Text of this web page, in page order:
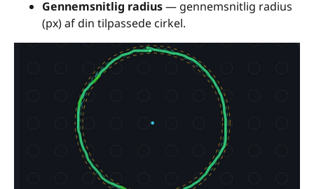
Gennemsnitlig radius— gennemsnitlig radius
(px) af din tilpassede cirkel.